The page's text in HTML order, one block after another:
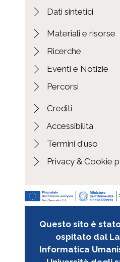
Niccolò
Tommaseo, Niccolò
Niccolò
Fascicolo Amico,
Tommaseo, Niccolò
Niccolò
Niccolò
Fascicolo Amyot
Tommaseo , Niccolò
Fascicolo
Niccolò
Fascicolo
Tommaseo, Niccolò
Fascicolo Andri,
Niccolò
Dati sintetici
Materiali e risorse
Ricerche
Eventi e Notizie
Percorsi
Crediti
Accessibilità
Termini d'uso
Privacy & Cookie
Questo sito è
ospitato dal
Informatica